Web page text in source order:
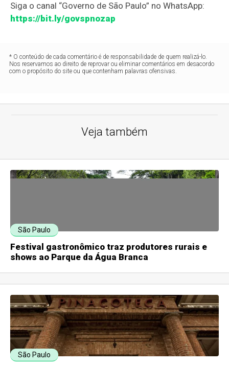
Siga o canal “Governo de São Paulo” no WhatsApp:
https://bit.ly/govspnozap
* O conteúdo de cada comentário é de responsabilidade de quem realizá-lo.
Nos reservamos ao direito de reprovar ou eliminar comentários em desacordo
com o propósito do site ou que contenham palavras ofensivas.
Veja também
São Paulo
Festival gastronômico traz produtores rurais e
shows ao Parque da Água Branca
São Paulo